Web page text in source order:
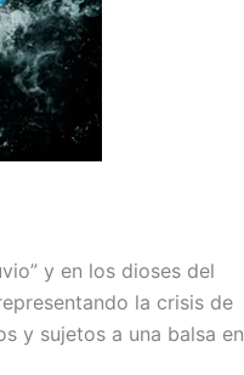
y en los dioses del
la crisis de
y sujetos a una balsa en